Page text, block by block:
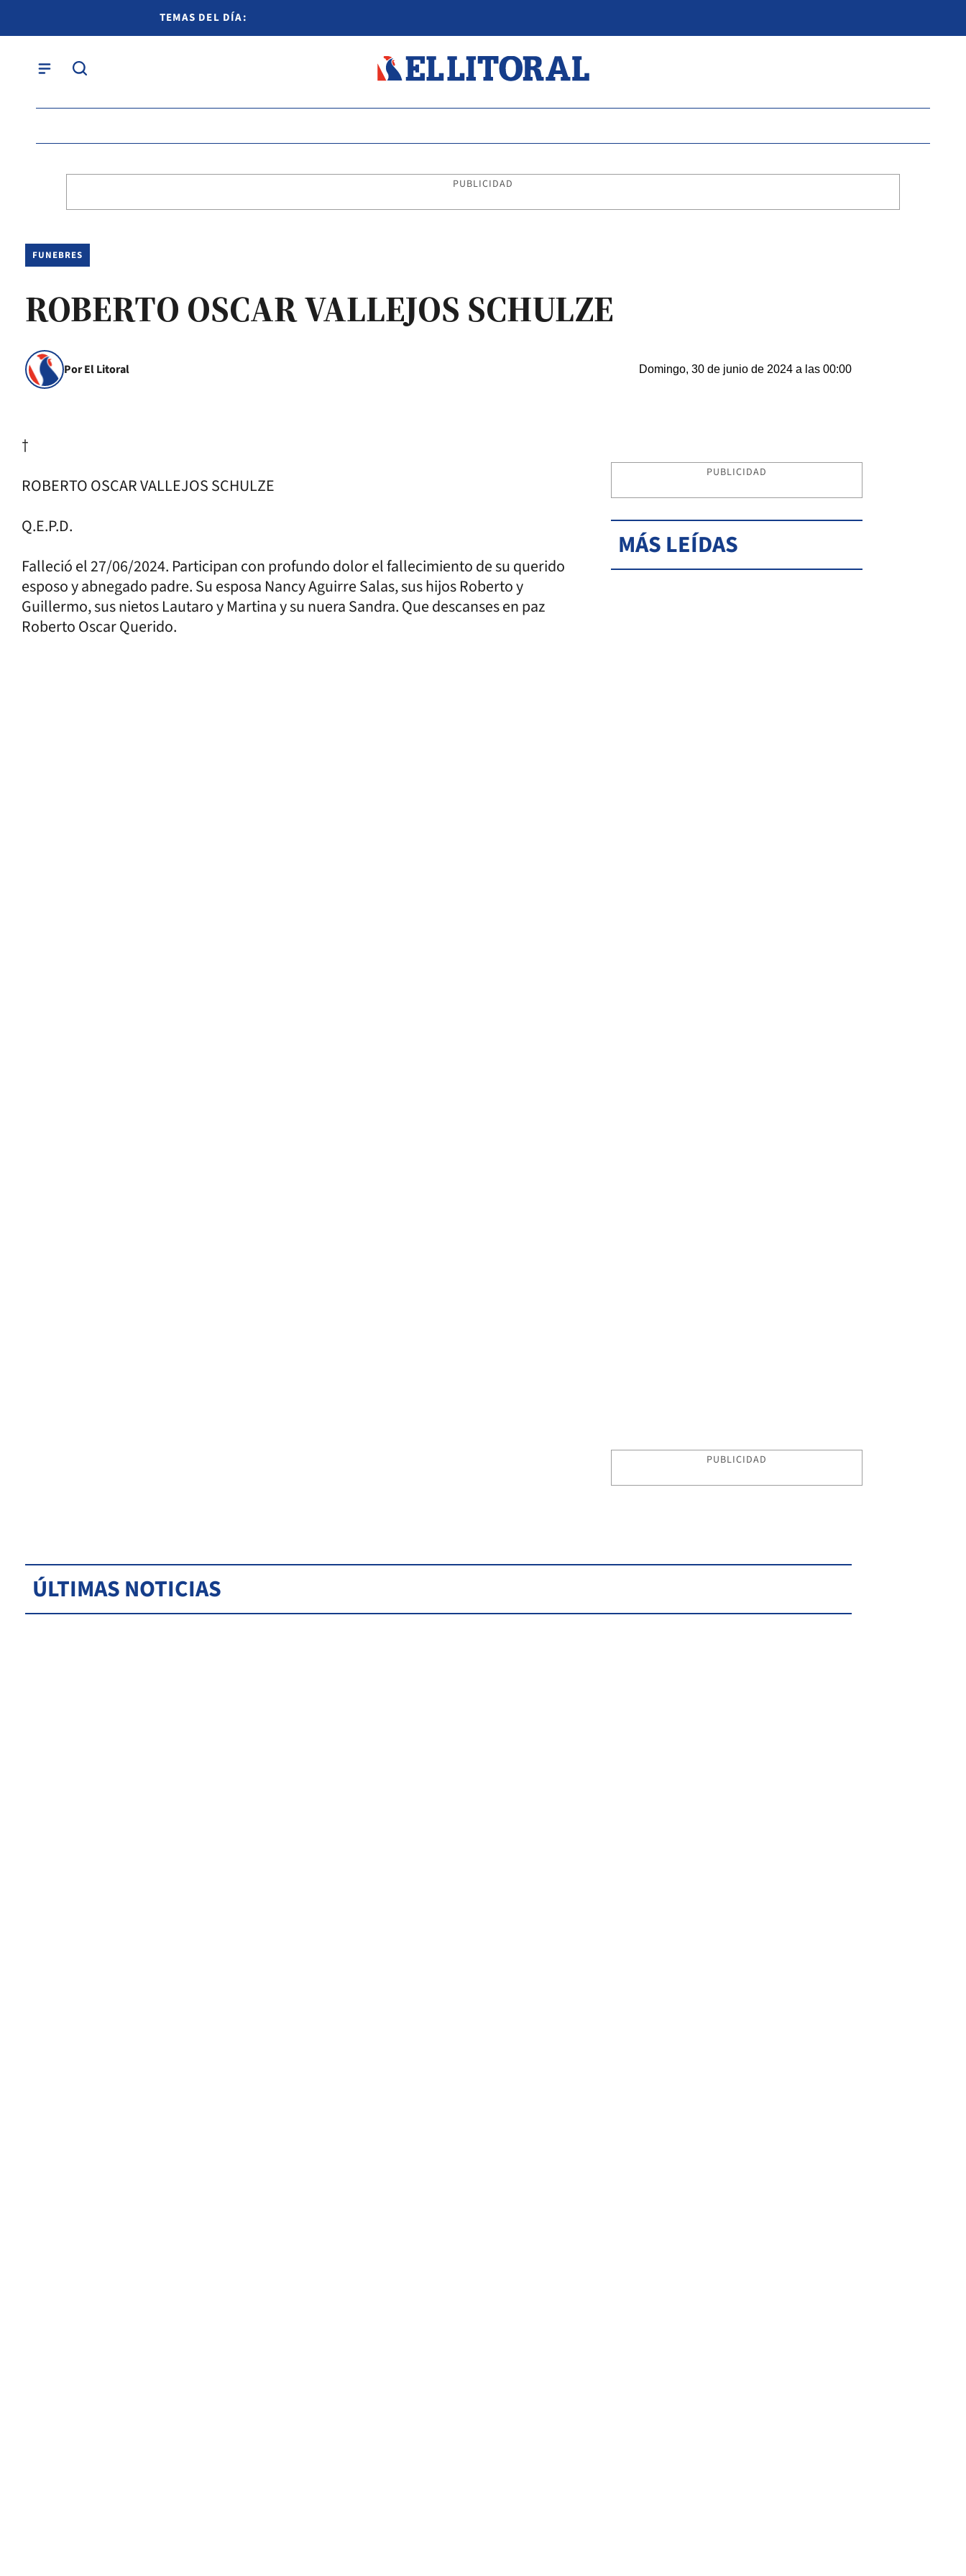
TEMAS DEL DÍA:
PUBLICIDAD
FUNEBRES
ROBERTO OSCAR VALLEJOS SCHULZE
Por El Litoral Domingo, 30 de junio de 2024 a las 00:00
†
ROBERTO OSCAR VALLEJOS SCHULZE
Q.E.P.D.
Falleció el 27/06/2024. Participan con profundo dolor el fallecimiento de su querido
esposo y abnegado padre. Su esposa Nancy Aguirre Salas, sus hijos Roberto y
Guillermo, sus nietos Lautaro y Martina y su nuera Sandra. Que descanses en paz
Roberto Oscar Querido.
PUBLICIDAD
MÁS LEÍDAS
PUBLICIDAD
ÚLTIMAS NOTICIAS